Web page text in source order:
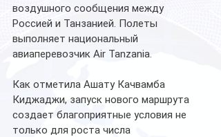
воздушного сообщения между
Россией и Танзанией. Полеты
выполняет национальный
авиаперевозчик Air Tanzania.
Как отметила Ашату Качвамба
Киджаджи, запуск нового маршрута
создает благоприятные условия не
только для роста числа